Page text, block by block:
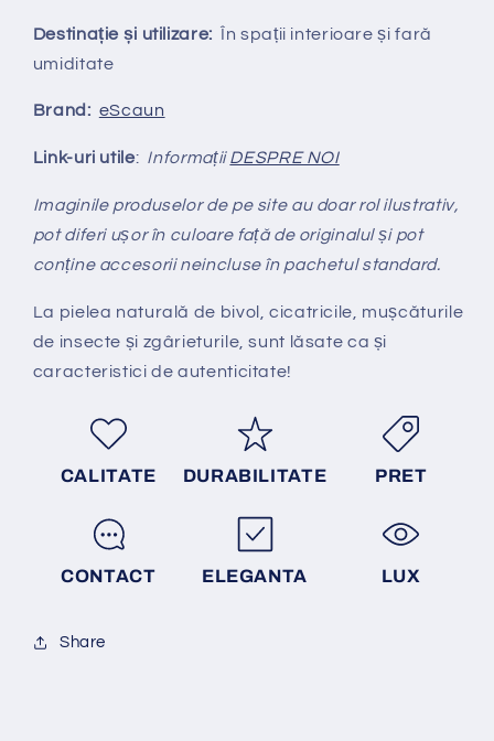
Destinație și utilizare: În spații interioare și fară
umiditate
Brand: eScaun
Link-uri utile: InformațiiDESPRE NOI
Imaginile produselor de pe site au doar rol ilustrativ,
pot diferi ușor în culoare față de originalul și pot
conține accesorii neincluse în pachetul standard.
La pielea naturală de bivol, cicatricile, mușcăturile
de insecte și zgârieturile, sunt lăsate ca și
caracteristici de autenticitate!
CALITATE DURABILITATE PRET
CONTACT ELEGANTA LUX
Share